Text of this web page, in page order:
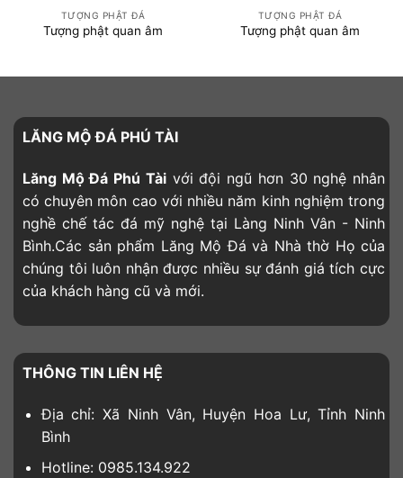
TƯỢNG PHẬT ĐÁ
Tượng phật quan âm
TƯỢNG PHẬT ĐÁ
Tượng phật quan âm
LĂNG MỘ ĐÁ PHÚ TÀI
Lăng Mộ Đá Phú Tàivới đội ngũ hơn 30 nghệ nhân
có chuyên môn cao với nhiều năm kinh nghiệm trong
nghề chế tác đá mỹ nghệ tại Làng Ninh Vân - Ninh
Bình.Các sản phẩm Lăng Mộ Đá và Nhà thờ Họ của
chúng tôi luôn nhận được nhiều sự đánh giá tích cực
của khách hàng cũ và mới.
THÔNG TIN LIÊN HỆ
Địa chỉ: Xã Ninh Vân, Huyện Hoa Lư, Tỉnh Ninh
Bình
Hotline: 0985.134.922